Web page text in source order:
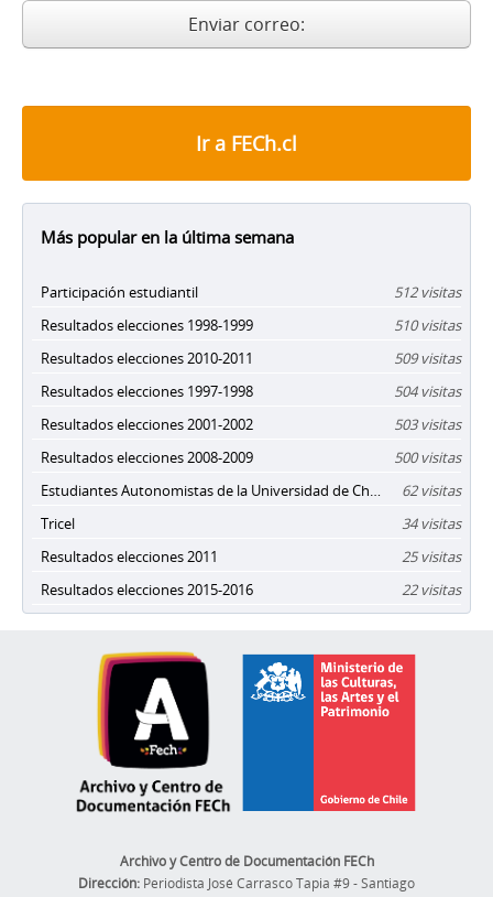
Enviar correo:
Ir a FECh.cl
Más popular en la última semana
Participación estudiantil
512 visitas
Resultados elecciones 1998-1999
510 visitas
Resultados elecciones 2010-2011
509 visitas
Resultados elecciones 1997-1998
504 visitas
Resultados elecciones 2001-2002
503 visitas
Resultados elecciones 2008-2009
500 visitas
Estudiantes Autonomistas de la Universidad de Chile
62 visitas
Tricel
34 visitas
Resultados elecciones 2011
25 visitas
Resultados elecciones 2015-2016
22 visitas
Archivo y Centro de Documentación FECh
Dirección: Periodista José Carrasco Tapia #9 - Santiago